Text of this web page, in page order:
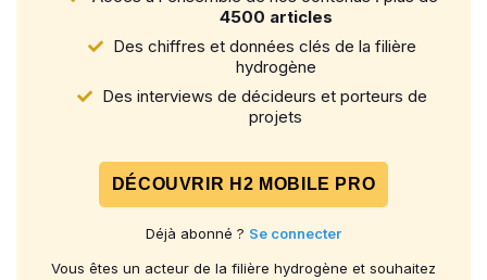
4500 articles
Des chiffres et données clés de la filière
hydrogène
Des interviews de décideurs et porteurs de
projets
DÉCOUVRIR H2 MOBILE PRO
Déjà abonné ? Se connecter
Vous êtes un acteur de la filière hydrogène et souhaitez